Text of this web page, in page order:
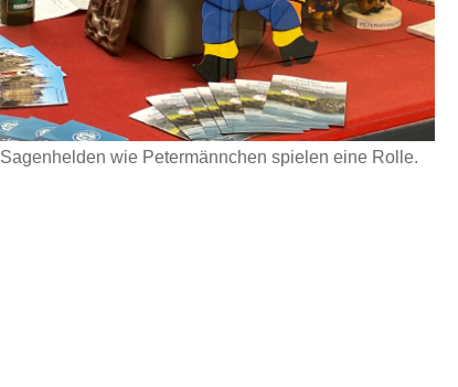
Sagenhelden wie Petermännchen spielen eine Rolle.